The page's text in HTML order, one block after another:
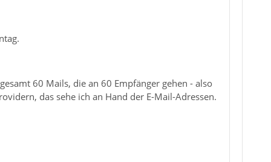
60 Mails, die an 60 Empfänger gehen - also
das sehe ich an Hand der E-Mail-Adressen.